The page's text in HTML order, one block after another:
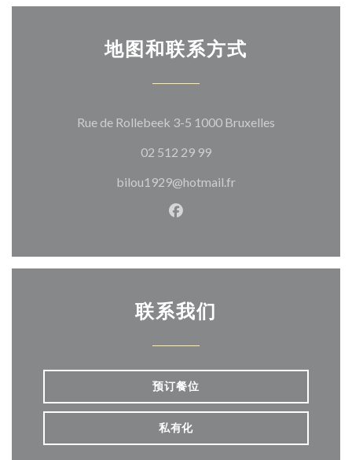
地图和联系方式
Rue de Rollebeek 3-5 1000 Bruxelles
02 512 29 99
bilou1929@hotmail.fr
Facebook ((在新窗口中打开
联系我们
预订餐位
私有化